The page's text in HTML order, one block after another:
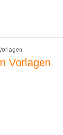
Vorlagen